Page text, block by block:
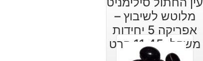
מלוטש לשיבוץ –
אפריקה 5 יחידות
משקל: 11.45 קרט